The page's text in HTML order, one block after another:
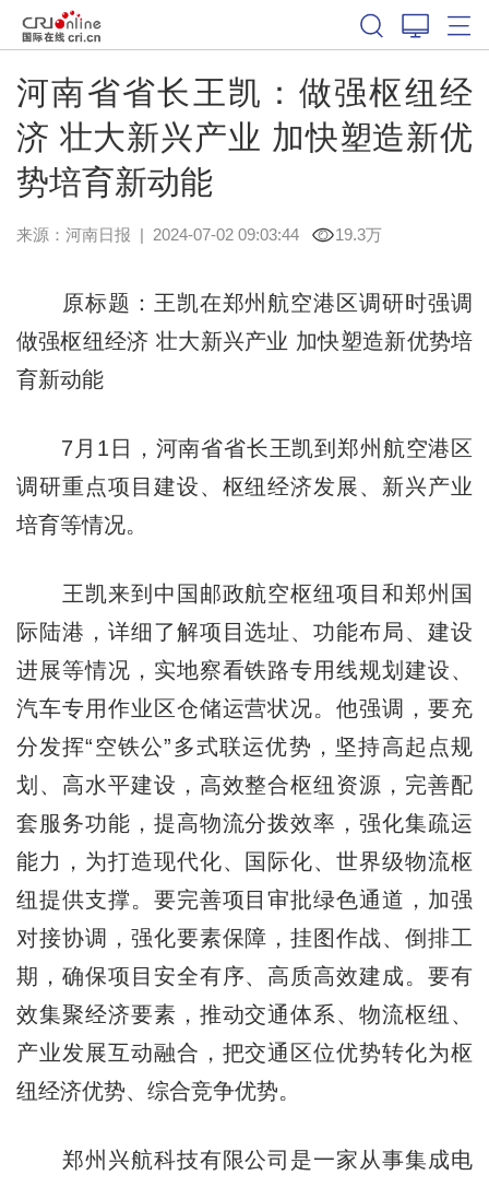
河南省省长王凯：做强枢纽经
济 壮大新兴产业 加快塑造新优
势培育新动能
来源： 河南日报 | 2024-07-02 09:03:44 19.3万
原标题：王凯在郑州航空港区调研时强调
做强枢纽经济 壮大新兴产业 加快塑造新优势培
育新动能
7月1日，河南省省长王凯到郑州航空港区
调研重点项目建设、枢纽经济发展、新兴产业
培育等情况。
王凯来到中国邮政航空枢纽项目和郑州国
际陆港，详细了解项目选址、功能布局、建设
进展等情况，实地察看铁路专用线规划建设、
汽车专用作业区仓储运营状况。他强调，要充
分发挥“空铁公”多式联运优势，坚持高起点规
划、高水平建设，高效整合枢纽资源，完善配
套服务功能，提高物流分拨效率，强化集疏运
能力，为打造现代化、国际化、世界级物流枢
纽提供支撑。要完善项目审批绿色通道，加强
对接协调，强化要素保障，挂图作战、倒排工
期，确保项目安全有序、高质高效建成。要有
效集聚经济要素，推动交通体系、物流枢纽、
产业发展互动融合，把交通区位优势转化为枢
纽经济优势、综合竞争优势。
郑州兴航科技有限公司是一家从事集成电